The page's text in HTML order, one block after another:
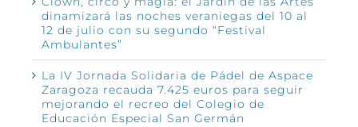
dinamizará las noches veraniegas del 10 al
12 de julio con su segundo “Festival
Ambulantes”
La IV Jornada Solidaria de Pádel de Aspace
Zaragoza recauda 7.425 euros para seguir
mejorando el recreo del Colegio de
Educación Especial San Germán